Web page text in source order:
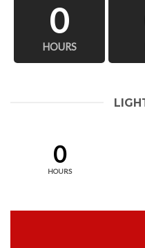
0
HOURS
0
HOURS